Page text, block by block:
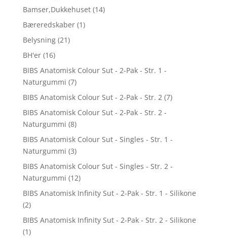
Bamser,Dukkehuset (14)
Bæreredskaber (1)
Belysning (21)
BH'er (16)
BIBS Anatomisk Colour Sut - 2-Pak - Str. 1 -
Naturgummi (7)
BIBS Anatomisk Colour Sut - 2-Pak - Str. 2 (7)
BIBS Anatomisk Colour Sut - 2-Pak - Str. 2 -
Naturgummi (8)
BIBS Anatomisk Colour Sut - Singles - Str. 1 -
Naturgummi (3)
BIBS Anatomisk Colour Sut - Singles - Str. 2 -
Naturgummi (12)
BIBS Anatomisk Infinity Sut - 2-Pak - Str. 1 - Silikone
(2)
BIBS Anatomisk Infinity Sut - 2-Pak - Str. 2 - Silikone
(1)